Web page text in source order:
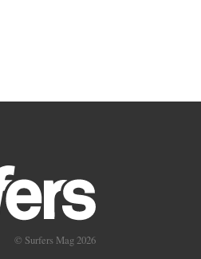
© Surfers Mag 2026